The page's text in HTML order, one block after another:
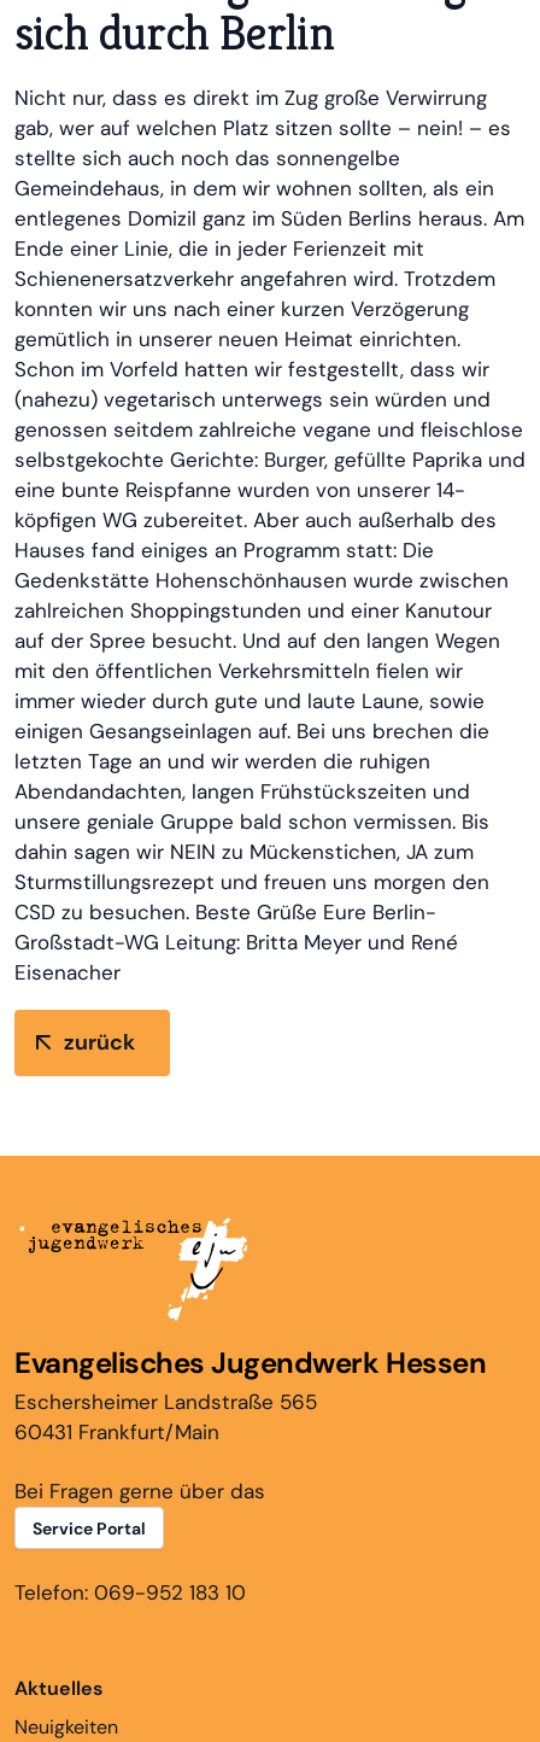
sich durch Berlin
Nicht nur, dass es direkt im Zug große Verwirrung
gab, wer auf welchen Platz sitzen sollte – nein! – es
stellte sich auch noch das sonnengelbe
Gemeindehaus, in dem wir wohnen sollten, als ein
entlegenes Domizil ganz im Süden Berlins heraus. Am
Ende einer Linie, die in jeder Ferienzeit mit
Schienenersatzverkehr angefahren wird. Trotzdem
konnten wir uns nach einer kurzen Verzögerung
gemütlich in unserer neuen Heimat einrichten.
Schon im Vorfeld hatten wir festgestellt, dass wir
(nahezu) vegetarisch unterwegs sein würden und
genossen seitdem zahlreiche vegane und fleischlose
selbstgekochte Gerichte: Burger, gefüllte Paprika und
eine bunte Reispfanne wurden von unserer 14-
köpfigen WG zubereitet. Aber auch außerhalb des
Hauses fand einiges an Programm statt: Die
Gedenkstätte Hohenschönhausen wurde zwischen
zahlreichen Shoppingstunden und einer Kanutour
auf der Spree besucht. Und auf den langen Wegen
mit den öffentlichen Verkehrsmitteln fielen wir
immer wieder durch gute und laute Laune, sowie
einigen Gesangseinlagen auf. Bei uns brechen die
letzten Tage an und wir werden die ruhigen
Abendandachten, langen Frühstückszeiten und
unsere geniale Gruppe bald schon vermissen. Bis
dahin sagen wir NEIN zu Mückenstichen, JA zum
Sturmstillungsrezept und freuen uns morgen den
CSD zu besuchen. Beste Grüße Eure Berlin-
Großstadt-WG Leitung: Britta Meyer und René
Eisenacher
zurück
Evangelisches Jugendwerk Hessen
Eschersheimer Landstraße 565
60431 Frankfurt/Main
Bei Fragen gerne über das
Service Portal
Telefon: 069-952 183 10
Aktuelles
Neuigkeiten